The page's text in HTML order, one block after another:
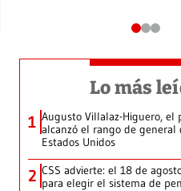
Lo más
1 Augusto Villalaz-Higuero, el
alcanzó el rango de general
Estados Unidos
2 CSS advierte: el 18 de
para elegir el sistema de